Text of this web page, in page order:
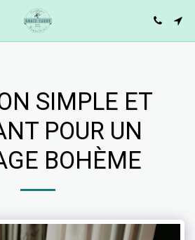
SIMPLE ET
POUR UN
BOHÈME